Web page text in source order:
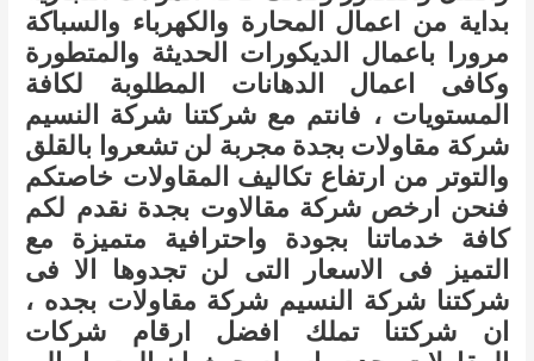
بداية من اعمال المحارة والكهرباء والسباكة
مرورا باعمال الديكورات الحديثة والمتطورة
وكافى اعمال الدهانات المطلوبة لكافة
المستويات ، فانتم مع شركتنا شركة النسيم
شركة مقاولات بجدة مجربة لن تشعروا بالقلق
والتوتر من ارتفاع تكاليف المقاولات خاصتكم
فنحن ارخص شركة مقالاوت بجدة نقدم لكم
كافة خدماتنا بجودة واحترافية متميزة مع
التميز فى الاسعار التى لن تجدوها الا فى
شركتنا شركة النسيم شركة مقاولات بجده ،
ان شركتنا تملك افضل ارقام شركات